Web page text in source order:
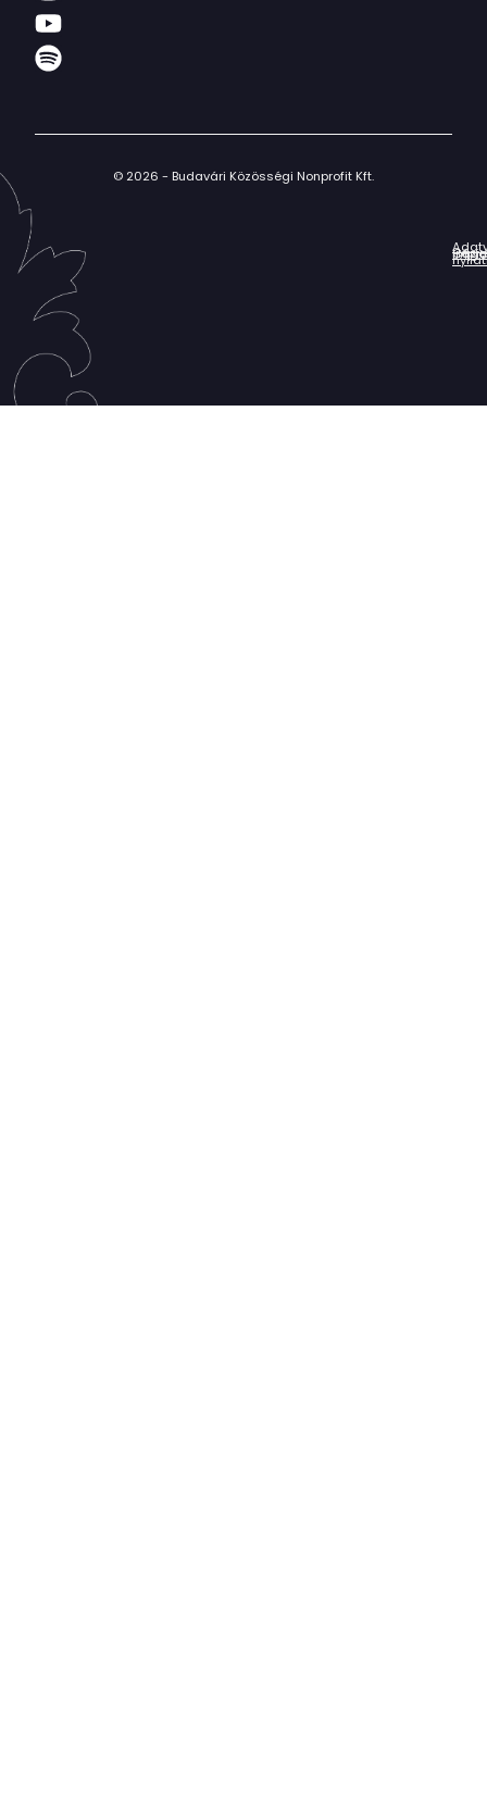
© 2026 - Budavári Közösségi Nonprofit Kft.